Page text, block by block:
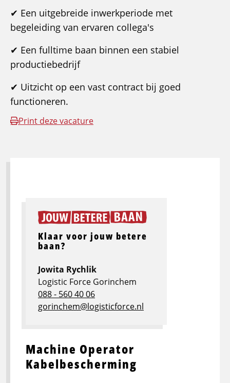
✔ Een uitgebreide inwerkperiode met
begeleiding van ervaren collega's
✔ Een fulltime baan binnen een stabiel
productiebedrijf
✔ Uitzicht op een vast contract bij goed
functioneren.
Print deze vacature
Machine Operator
Kabelbescherming
Klaar voor jouw betere
baan?
Jowita Rychlik
Logistic Force Gorinchem
088 - 560 40 06
gorinchem@logisticforce.nl